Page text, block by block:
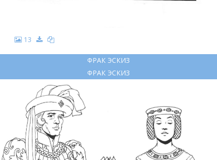
13
ФРАК ЭСКИЗ
ФРАК ЭСКИЗ